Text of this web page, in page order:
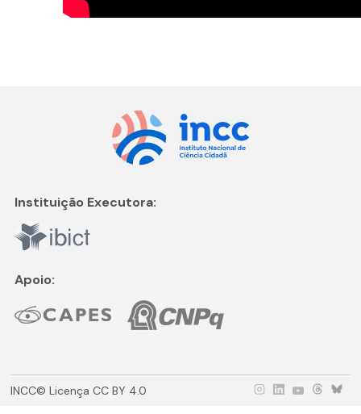
Instituição Executora:
Apoio:
INCC© Licença CC BY 4.0